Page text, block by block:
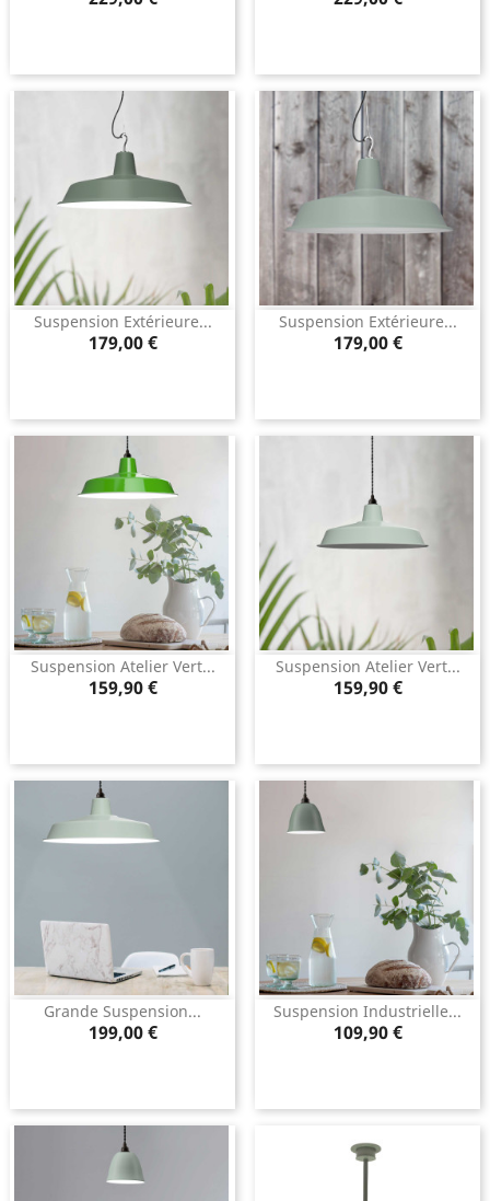
Suspension Extérieure...
Prix
179,00 €
Suspension Extérieure...
Prix
179,00 €
Suspension Atelier Vert...
Prix
159,90 €
Suspension Atelier Vert...
Prix
159,90 €
Grande Suspension...
Prix
199,00 €
Suspension Industrielle...
Prix
109,90 €